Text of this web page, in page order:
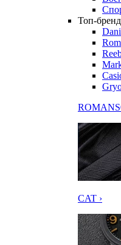
Топ-
CAT ›